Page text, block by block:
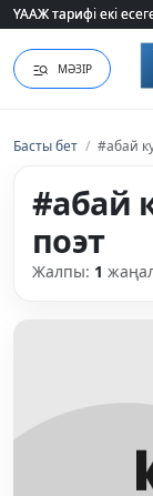
ҮААЖ тарифі екі
ҮААЖ тарифі екі
МӘЗІР
Басты бет / #абай
#абай
поэт
Жалпы: 1